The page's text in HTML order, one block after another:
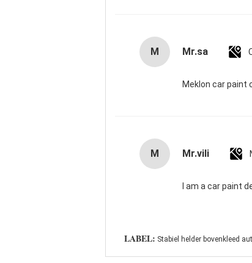
M Mr.sa
Meklon car paint
M Mr.vili
I am a car paint
LABEL: Stabiel helder bovenkleed